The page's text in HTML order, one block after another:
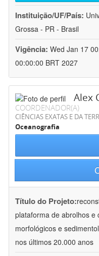
Instituição/UF/País:
Grossa - PR - Brasil
Vigência: Wed Jan 17
00:00:00 BRT 2027
Alex
COORDENADOR(A)
CIÊNCIAS EXATAS E DA
Oceanografia
Título do Projeto:
plataforma de abrolhos e
morfológicos e
nos últimos 20.000 anos